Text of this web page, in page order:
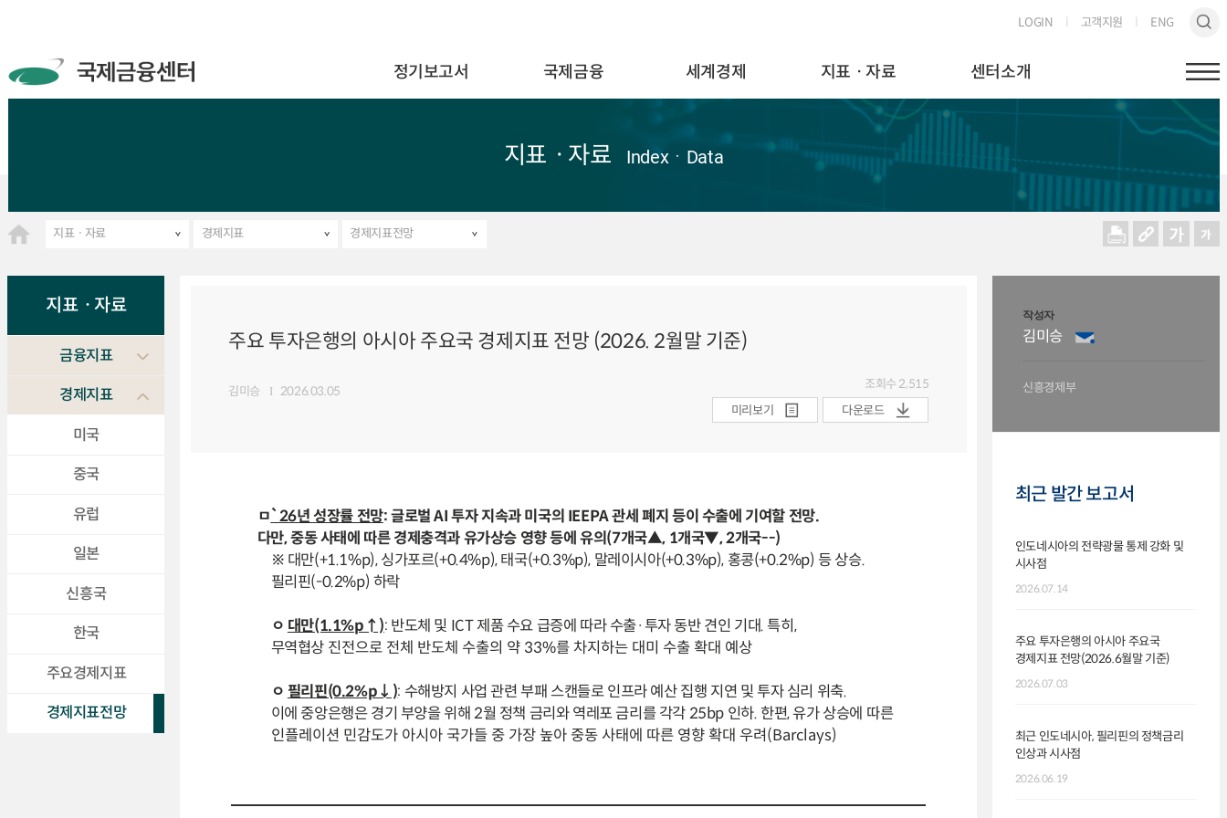
LOGIN 고객지원 ENG
정기보고서 국제금융 세계경제 지표ㆍ자료 센터소개
지표ㆍ자료 IndexㆍData
지표ㆍ자료 경제지표 경제지표전망
지표ㆍ자료
금융지표
경제지표
미국
중국
유럽
일본
신흥국
한국
주요경제지표
경제지표전망
주요 투자은행의 아시아 주요국 경제지표 전망 (2026. 2월말 기준)
김미승 2026.03.05 조회수 2,515
미리보기
다운로드
ㅁ`26년 성장률 전망: 글로벌 AI 투자 지속과 미국의 IEEPA 관세 폐지 등이 수출에 기여할 전망.
다만, 중동 사태에 따른 경제충격과 유가상승 영향 등에 유의(7개국▲, 1개국▼, 2개국--)
※ 대만(+1.1%p), 싱가포르(+0.4%p), 태국(+0.3%p), 말레이시아(+0.3%p), 홍콩(+0.2%p) 등 상승.
필리핀(-0.2%p) 하락
ㅇ 대만(1.1%p↑): 반도체 및 ICT 제품 수요 급증에 따라 수출·투자 동반 견인 기대. 특히,
무역협상 진전으로 전체 반도체 수출의 약 33%를 차지하는 대미 수출 확대 예상
ㅇ 필리핀(0.2%p↓): 수해방지 사업 관련 부패 스캔들로 인프라 예산 집행 지연 및 투자 심리 위축.
이에 중앙은행은 경기 부양을 위해 2월 정책 금리와 역레포 금리를 각각 25bp 인하. 한편, 유가 상승에 따른
인플레이션 민감도가 아시아 국가들 중 가장 높아 중동 사태에 따른 영향 확대 우려(Barclays)
작성자
김미승
신흥경제부
최근 발간 보고서
인도네시아의 전략광물 통제 강화 및
시사점
2026.07.14
주요 투자은행의 아시아 주요국
경제지표 전망(2026.6월말 기준)
2026.07.03
최근 인도네시아, 필리핀의 정책금리
인상과 시사점
2026.06.19